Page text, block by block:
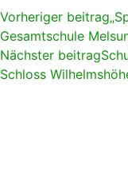
Vorheriger beitrag
Gesamtschule
Nächster beitrag
Schloss